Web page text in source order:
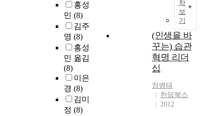
홍성
민 (8)
김주
영 (8)
홍성
민 옮김
(8)
이은
경 (8)
김미
정 (8)
차
보
기
(인생을 바
꾸는) 습관
혁명 리더
십
정병태
한덤북스
2012